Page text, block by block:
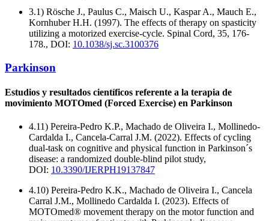
3.1) Rösche J., Paulus C., Maisch U., Kaspar A., Mauch E.,
Kornhuber H.H. (1997). The effects of therapy on spasticity
utilizing a motorized exercise-cycle. Spinal Cord, 35, 176-
178., DOI: 10.1038/sj.sc.3100376
Parkinson
Estudios y resultados científicos referente a la terapia de
movimiento MOTOmed (Forced Exercise) en Parkinson
4.11) Pereira-Pedro K.P., Machado de Oliveira I., Mollinedo-
Cardalda I., Cancela-Carral J.M. (2022). Effects of cycling
dual-task on cognitive and physical function in Parkinson´s
disease: a randomized double-blind pilot study,
DOI: 10.3390/IJERPH19137847
4.10) Pereira-Pedro K.K., Machado de Oliveira I., Cancela
Carral J.M., Mollinedo Cardalda I. (2023). Effects of
MOTOmed® movement therapy on the motor function and